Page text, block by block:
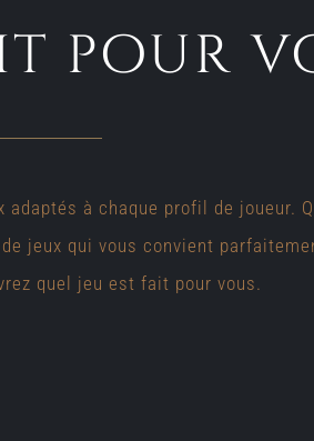
pour
à chaque profil de joueur.
jeux qui vous convient
quel jeu est fait pour vous.